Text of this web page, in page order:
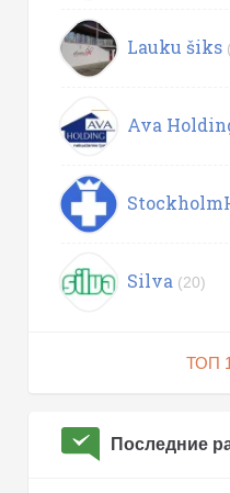
Lauku šiks
Ava
Silva (20)
ТОП
Последние